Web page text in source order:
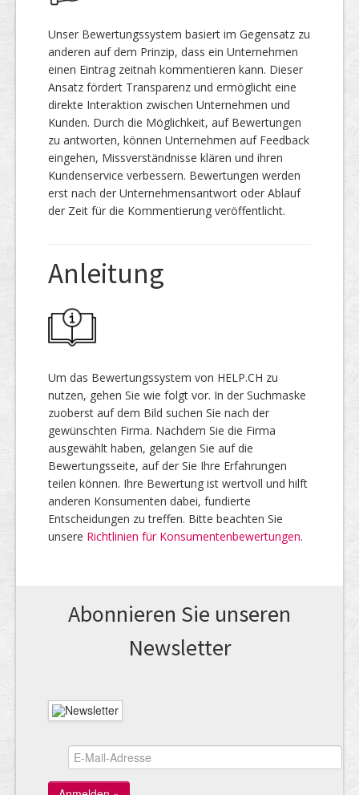
Unser Bewertungssystem basiert im Gegensatz zu
anderen auf dem Prinzip, dass ein Unternehmen
einen Eintrag zeitnah kommentieren kann. Dieser
Ansatz fördert Transparenz und ermöglicht eine
direkte Interaktion zwischen Unternehmen und
Kunden. Durch die Möglichkeit, auf Bewertungen
zu antworten, können Unternehmen auf Feedback
eingehen, Missverständnisse klären und ihren
Kundenservice verbessern. Bewertungen werden
erst nach der Unternehmensantwort oder Ablauf
der Zeit für die Kommentierung veröffentlicht.
Anleitung
Um das Bewertungssystem von HELP.CH zu
nutzen, gehen Sie wie folgt vor. In der Suchmaske
zuoberst auf dem Bild suchen Sie nach der
gewünschten Firma. Nachdem Sie die Firma
ausgewählt haben, gelangen Sie auf die
Bewertungsseite, auf der Sie Ihre Erfahrungen
teilen können. Ihre Bewertung ist wertvoll und hilft
anderen Konsumenten dabei, fundierte
Entscheidungen zu treffen. Bitte beachten Sie
unsere Richtlinien für Konsumentenbewertungen.
Abonnieren Sie unseren
News­letter